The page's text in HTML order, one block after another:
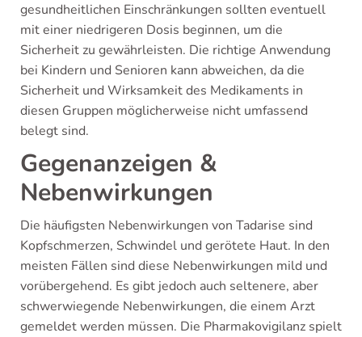
gesundheitlichen Einschränkungen sollten eventuell
mit einer niedrigeren Dosis beginnen, um die
Sicherheit zu gewährleisten. Die richtige Anwendung
bei Kindern und Senioren kann abweichen, da die
Sicherheit und Wirksamkeit des Medikaments in
diesen Gruppen möglicherweise nicht umfassend
belegt sind.
Gegenanzeigen &
Nebenwirkungen
Die häufigsten Nebenwirkungen von Tadarise sind
Kopfschmerzen, Schwindel und gerötete Haut. In den
meisten Fällen sind diese Nebenwirkungen mild und
vorübergehend. Es gibt jedoch auch seltenere, aber
schwerwiegende Nebenwirkungen, die einem Arzt
gemeldet werden müssen. Die Pharmakovigilanz spielt